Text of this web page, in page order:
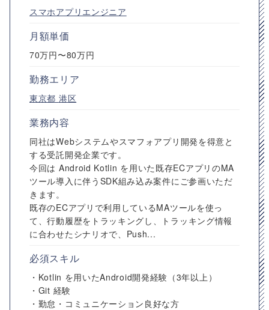
スマホアプリエンジニア
月額単価
70万円〜80万円
勤務エリア
東京都 港区
業務内容
同社はWebシステムやスマフォアプリ開発を得意と
する受託開発企業です。
今回は Android Kotlin を用いた既存ECアプリのMA
ツール導入に伴うSDK組み込み案件にご参画いただ
きます。
既存のECアプリで利用しているMAツールを使っ
て、行動履歴をトラッキングし、トラッキング情報
に合わせたシナリオで、Push...
必須スキル
・Kotlin を用いたAndroid開発経験（3年以上）
・Git 経験
・勤怠・コミュニケーション良好な方